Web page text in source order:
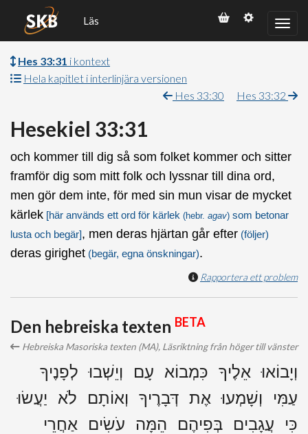
Läs
Hes 33:31 i kontext
Hela kapitlet i interlinjära versionen
Hes 33:30
Hes 33:32
Hesekiel 33:31
och kommer till dig så som folket kommer och sitter
framför dig som mitt folk och lyssnar till dina ord,
men gör dem inte, för med sin mun visar de mycket
kärlek [här används ett ord för kärlek (hebr. agav) som betonar
lusta och begär], men deras hjärtan går efter (följer)
deras girighet (begär, egna önskningar).
Rapportera ett problem
Den hebreiska texten BETA
Hebreiska Masoriska texten (MA), Läsriktning från höger till vänster
וְיָבוֹאוּ אֵלֶיךָ כִּמְבוֹא עָם וְיֵשְׁבוּ לְפָנֶיךָ
עַמִּי וְשָׁמְעוּ אֶת דְּבָרֶיךָ וְאוֹתָם לֹא יַעֲשׂוּ
כִּי עֲגָבִים בְּפִיהֶם הֵמָּה עֹשִׂים אַחֲרֵי